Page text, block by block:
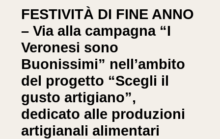
FESTIVITÀ DI FINE ANNO
– Via alla campagna “I
Veronesi sono
Buonissimi” nell’ambito
del progetto “Scegli il
gusto artigiano”,
dedicato alle produzioni
artigianali alimentari